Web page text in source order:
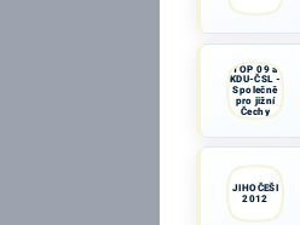
TOP 09 a
KDU-ČSL -
Společně
pro jižní
Čechy
JIHOČEŠI
2012